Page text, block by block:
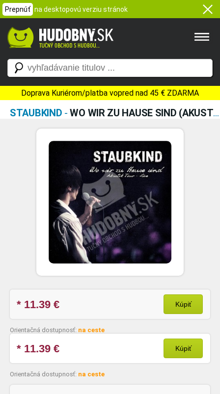
Prepnúť na desktopovú verziu stránok
Doprava Kuriérom/platba vopred nad 45 € ZDARMA
STAUBKIND -WO WIR ZU HAUSE SIND (AKUSTIK TOUR LIVE)
* 11.39 € Kúpiť
Orientačná dostupnosť: na ceste
* 11.39 € Kúpiť
Orientačná dostupnosť: na ceste